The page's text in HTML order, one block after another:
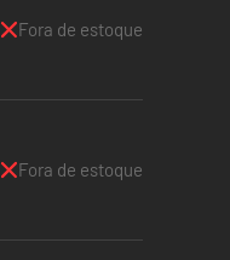
Fora de estoque
Fora de estoque